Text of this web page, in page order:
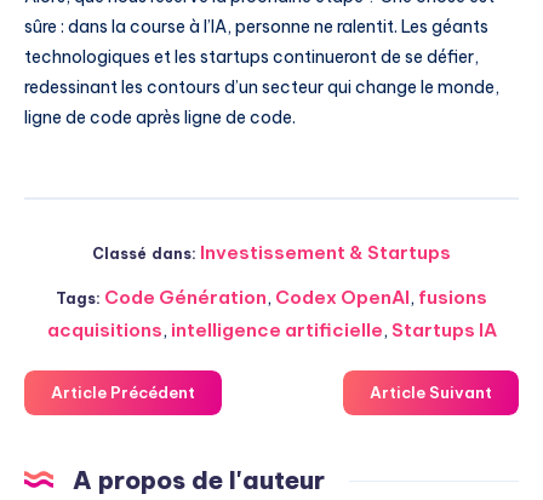
sûre : dans la course à l’IA, personne ne ralentit. Les géants
technologiques et les startups continueront de se défier,
redessinant les contours d’un secteur qui change le monde,
ligne de code après ligne de code.
Classé dans: Investissement & Startups
Tags: Code Génération, Codex OpenAI, fusions
acquisitions, intelligence artificielle, Startups IA
Article Précédent Article Suivant
A propos de l'auteur